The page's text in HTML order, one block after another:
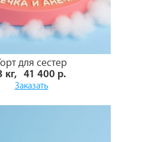
для сестер
кг, 41 400 р.
Заказать